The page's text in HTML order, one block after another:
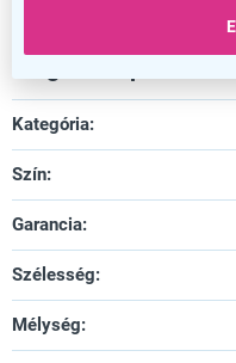
választás lehet az Ön
Kategória:
Szín:
Garancia:
Szélesség:
Mélység: